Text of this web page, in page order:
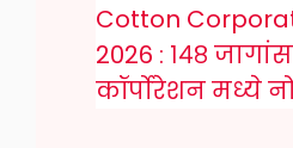
Cotton
2026 : १४८
कॉर्पोरेशन मध्ये